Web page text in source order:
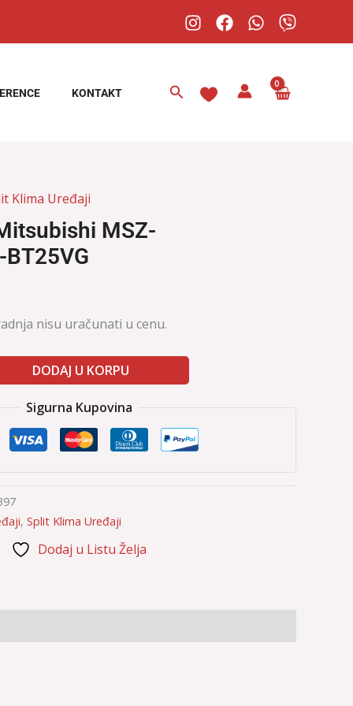
KONTAKT Pretraga
Klima Uređaji
MSZ-
nisu uračunati u cenu.
DODAJ U KORPU
Sigurna Kupovina
, Split Klima Uređaji
Dodaj u Listu Želja